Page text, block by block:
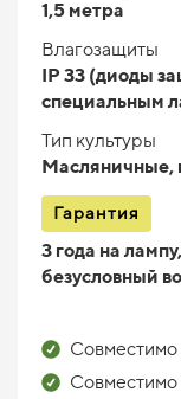
1,5 метра
Влагозащиты
IP 33 (диоды
специальным
Тип культуры
Масляничные,
Гарантия
3 года на
безусловный
Совместимо